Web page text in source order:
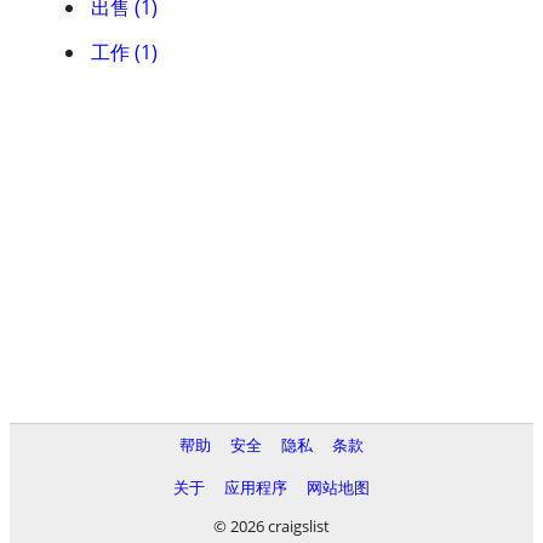
出售 (1)
工作 (1)
帮助 安全 隐私
条款
关于
应用程序
网站地图
© 2026 craigslist